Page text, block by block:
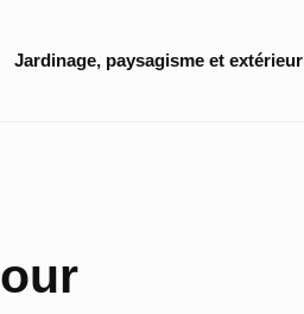
Jardinage, paysagisme et extérieur